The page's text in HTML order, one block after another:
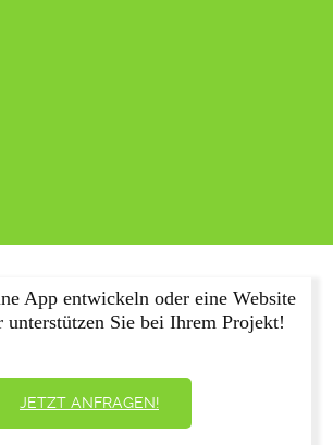
App entwickeln oder eine Website
unterstützen Sie bei Ihrem Projekt!
JETZT ANFRAGEN!